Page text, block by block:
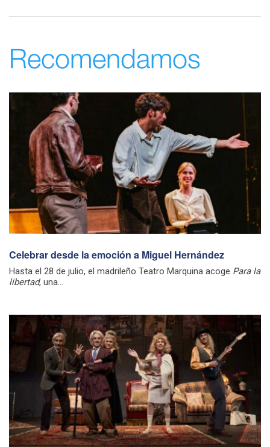
Recomendamos
Celebrar desde la emoción a Miguel Hernández
Hasta el 28 de julio, el madrileño Teatro Marquina acoge Para la
libertad, una...